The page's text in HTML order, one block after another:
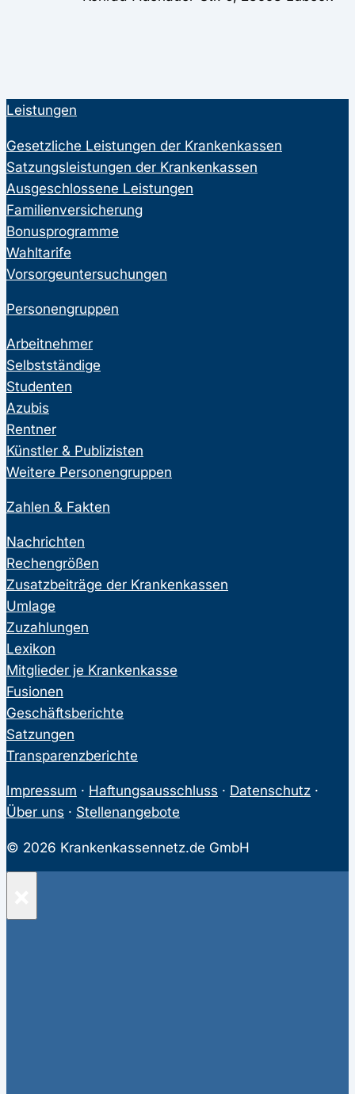
Leistungen
Gesetzliche Leistungen der Krankenkassen
Satzungsleistungen der Krankenkassen
Ausgeschlossene Leistungen
Familienversicherung
Bonusprogramme
Wahltarife
Vorsorgeuntersuchungen
Personengruppen
Arbeitnehmer
Selbstständige
Studenten
Azubis
Rentner
Künstler & Publizisten
Weitere Personengruppen
Zahlen & Fakten
Nachrichten
Rechengrößen
Zusatzbeiträge der Krankenkassen
Umlage
Zuzahlungen
Lexikon
Mitglieder je Krankenkasse
Fusionen
Geschäftsberichte
Satzungen
Transparenzberichte
Impressum · Haftungsausschluss · Datenschutz ·
Über uns · Stellenangebote
© 2026 Krankenkassennetz.de GmbH